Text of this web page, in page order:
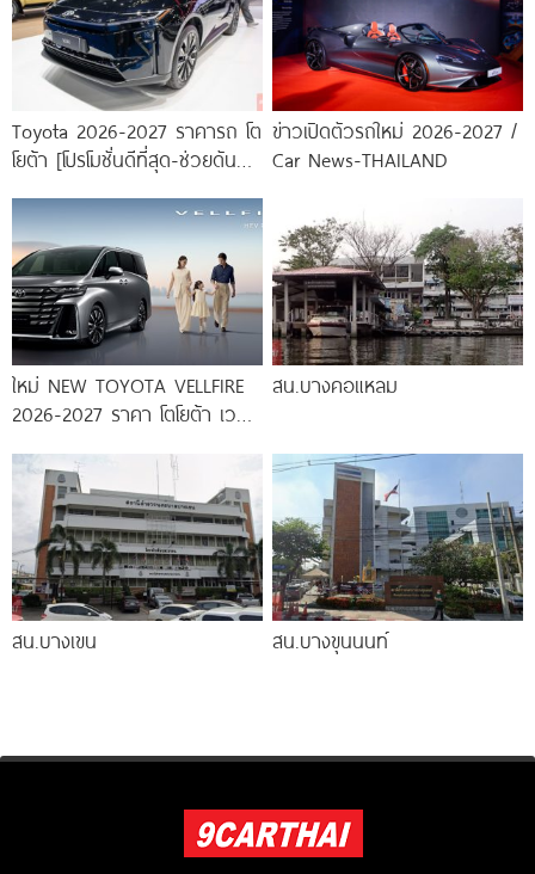
Toyota 2026-2027 ราคารถ โต
โยต้า [โปรโมชั่นดีที่สุด-ช่วยดันทุก
ข่าวเปิดตัวรถใหม่ 2026-2027 /
Car News-THAILAND
ใหม่ NEW TOYOTA VELLFIRE
2026-2027 ราคา โตโยต้า เวล
สน.บางคอแหลม
สน.บางเขน สน.บางขุนนนท์